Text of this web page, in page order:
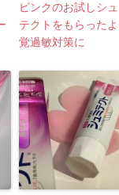
ピンクのお試しシュ
テクトをもらった
覚過敏対策に